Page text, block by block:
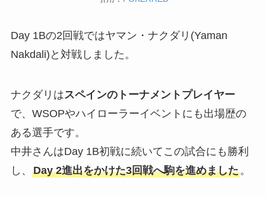
Day 1Bの2回戦ではヤマン・ナクダリ(Yaman
Nakdali)と対戦しました。
ナクダリはスペインのトーナメントプレイヤー
で、WSOPやハイローラーイベントにも出場歴の
ある選手です。
中井さんはDay 1B初戦に続いてこの試合にも勝利
し、 Day 2進出をかけた3回戦へ駒を進めました。